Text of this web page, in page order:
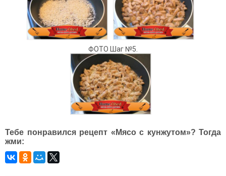
ФОТО Шаг №5.
Тебе понравился рецепт «Мясо с кунжутом»? Тогда
жми: